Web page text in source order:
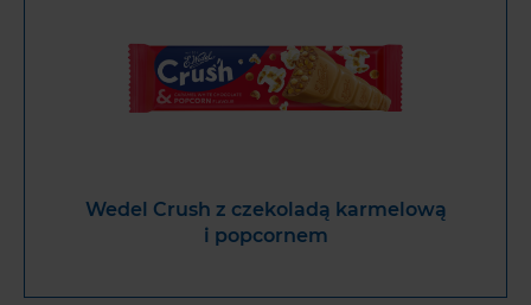
Wedel Crush z czekoladą karmelową
i popcornem